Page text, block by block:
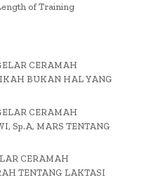
of Training
CERAMAH
BUKAN HAL YANG
CERAMAH
Sp.A, MARS TENTANG
CERAMAH
TENTANG LAKTASI